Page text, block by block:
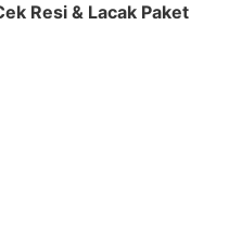
Resi & Lacak Paket